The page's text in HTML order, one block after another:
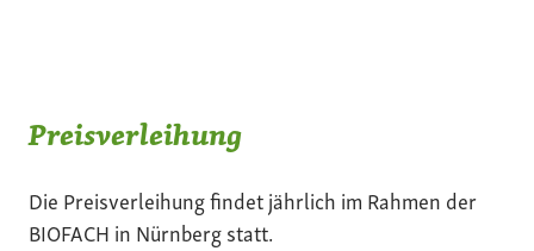
Preisverleihung
Die Preisverleihung findet jährlich im Rahmen der
BIOFACH in Nürnberg statt.